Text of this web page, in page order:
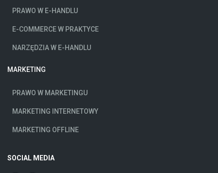
PRAWO W E-HANDLU
E-COMMERCE W PRAKTYCE
NARZĘDZIA W E-HANDLU
MARKETING
PRAWO W MARKETINGU
MARKETING INTERNETOWY
MARKETING OFFLINE
SOCIAL MEDIA